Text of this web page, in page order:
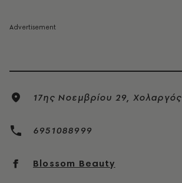
17ης Νοεμβρίου 29, Χολαργός
6951088999
Blossom Beauty